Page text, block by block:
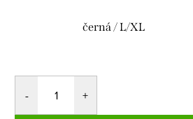
černá / L/XL